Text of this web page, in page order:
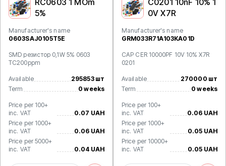
RC0603 1 MOm
5%
Manufacturer's name
0603SAJ0105T5E
SMD резистор 0,1W 5% 0603
TC200ppm
Available
295853 шт
Term
0 weeks
Price per 100+
inc. VAT
0.07 UAH
Price per 1000+
inc. VAT
0.06 UAH
Price per 5000+
inc. VAT
0.04 UAH
C0201 10nF 10% 1
0V X7R
Manufacturer's name
GRM033R71A103KA01D
CAP CER 10000PF 10V 10% X7R
0201
Available
270000 шт
Term
0 weeks
Price per 100+
inc. VAT
0.06 UAH
Price per 1000+
inc. VAT
0.05 UAH
Price per 10000+
inc. VAT
0.05 UAH